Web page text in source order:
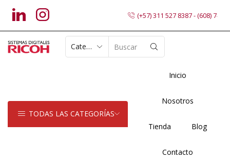
(+57) 311 527 8387 - (608)
SEARCH
TODAS LAS CATEGORÍAS
Inicio
Nosotros
Tienda Blog
Contacto